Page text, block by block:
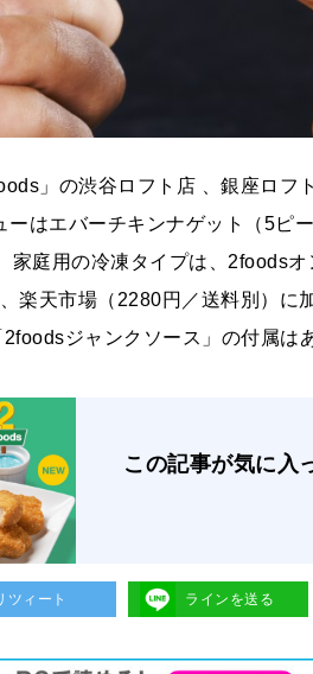
」の渋谷ロフト店 、銀座ロフ
はエバーチキンナゲット（5ピ
家庭用の冷凍タイプは、2foods
楽天市場（2280円／送料別）に
ジャンクソース」の付属は
この記事が気に入
ツィート ラインを送る